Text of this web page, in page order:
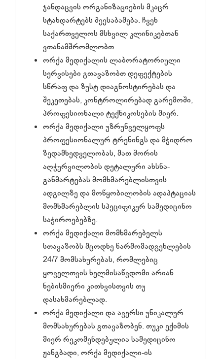
ჯანდაცვის ორგანიზაციების მკაცრ
სტანდარტებს შეესაბამება. ჩვენ
საქართველოს მსხვილ კლინიკებთან
ვთანამშრომლობთ.
ორქა მედიქალის ლაბორატორიული
სერვისები გთავაზობთ დეფექტების
სწრაფ და ზუსტ დიაგნოსტირებას და
შეკეთებას, კონტროლირებად გარემოში,
პროფესიონალი ტექნიკოსების მიერ.
ორქა მედიქალი უზრუნველყოფს
პროფესიონალურ ტრენინგს და მჭიდრო
ზედამხედველობას, მათ შორის
აღჭურვილობის დეტალური ახსნა-
განმარტებას მომხმარებლისთვის
ადგილზე და მოწყობილობის ადაპტაციას
მომხმარებლის სპეციფიკურ სამედიცინო
საჭიროებებზე.
ორქა მედიქალი მომხმარებელს
სთავაზობს მცოდნე წარმომადგენლების
24/7 მომსახურებას, რომლებიც
ყოველთვის ხელმისაწვდომი არიან
ნებისმიერი კითხვისთვის თუ
დასახმარებლად.
ორქა მედიქალი და ავერსი უნიკალურ
მომსახურებას გთავაზობენ. თუკი ექიმის
მიერ რეკომენდებულია სამედიცინო
ჟანგბადი, ორქა მედიქალი-ის